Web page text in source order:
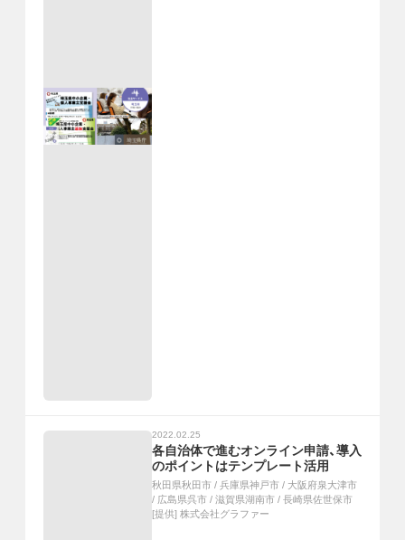
2022.02.25
各自治体で進むオンライン申請、導入
のポイントはテンプレート活用
秋田県秋田市 / 兵庫県神戸市 / 大阪府泉大津市
/ 広島県呉市 / 滋賀県湖南市 / 長崎県佐世保市
[提供] 株式会社グラファー